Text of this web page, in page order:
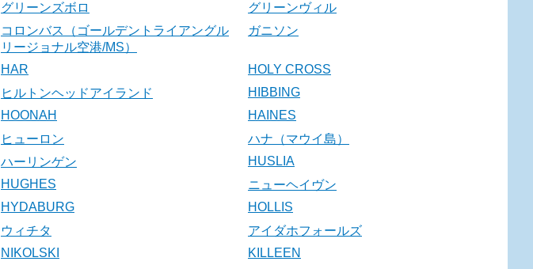
グリーンズボロ
グリーンヴィル
コロンバス（ゴールデントライアングル
リージョナル空港/MS）
ガニソン
HAR
HOLY CROSS
ヒルトンヘッドアイランド
HIBBING
HOONAH
HAINES
ヒューロン
ハナ（マウイ島）
ハーリンゲン
HUSLIA
HUGHES
ニューヘイヴン
HYDABURG
HOLLIS
ウィチタ
アイダホフォールズ
NIKOLSKI
KILLEEN